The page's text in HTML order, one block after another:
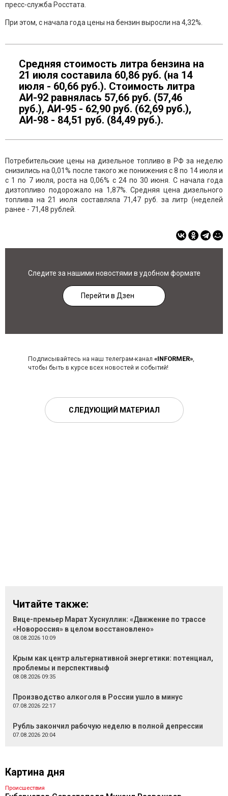
пресс-служба Росстата.
При этом, с начала года цены на бензин выросли на 4,32%.
Средняя стоимость литра бензина на
21 июля составила 60,86 руб. (на 14
июля - 60,66 руб.). Стоимость литра
АИ-92 равнялась 57,66 руб. (57,46
руб.), АИ-95 - 62,90 руб. (62,69 руб.),
АИ-98 - 84,51 руб. (84,49 руб.).
Потребительские цены на дизельное топливо в РФ за неделю
снизились на 0,01% после такого же понижения с 8 по 14 июля и
с 1 по 7 июля, роста на 0,06% с 24 по 30 июня. С начала года
дизтопливо подорожало на 1,87%. Средняя цена дизельного
топлива на 21 июля составляла 71,47 руб. за литр (неделей
ранее - 71,48 рублей.
Следите за нашими новостями в удобном формате
Перейти в Дзен
Подписывайтесь на наш телеграм-канал «INFORMER»,
чтобы быть в курсе всех новостей и событий!
СЛЕДУЮЩИЙ МАТЕРИАЛ
Читайте также:
Вице-премьер Марат Хуснуллин: «Движение по трассе
«Новороссия» в целом восстановлено»
08.08.2026 10:09
Крым как центр альтернативной энергетики: потенциал,
проблемы и перспективыф
08.08.2026 09:35
Производство алкоголя в России ушло в минус
07.08.2026 22:17
Рубль закончил рабочую неделю в полной депрессии
07.08.2026 20:04
Картина дня
Происшествия